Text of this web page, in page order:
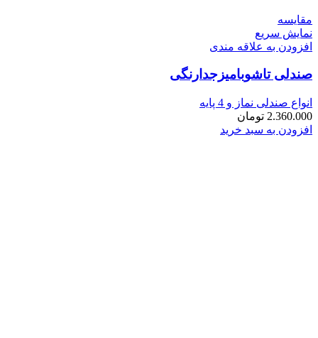
مقايسه
نمایش سریع
افزودن به علاقه مندی
صندلی تاشوبامیزجدارنگی
انواع صندلی نماز و 4 پایه
2.360.000 تومان
افزودن به سبد خرید